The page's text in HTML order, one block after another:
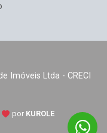
Imóveis Ltda - CRECI
por KUROLE